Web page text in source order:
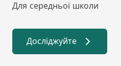
Для середньої школи
Досліджуйте